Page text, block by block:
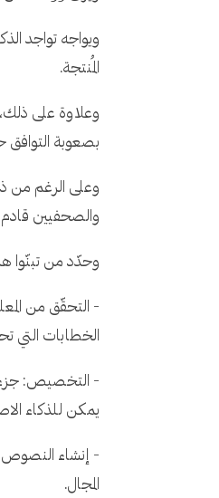
ويواجه تواجد
المُنتجة.
وعلاوة على
بصعوبة التوافق
والصحفيين قادم
وحدّد من تبنّوا هذا الرأي 4 مجالات رئيسية لتكامل استخدام الذكاء
- التحقّق من
الخطابات التي
- التخصيص: جزء
يمكن للذكاء
- إنشاء النصوص
المجال.